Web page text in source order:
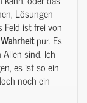
Lösungen
Feld ist frei von
Wahrheitpur. Es
sind. Ich
es ist so ein
noch ein